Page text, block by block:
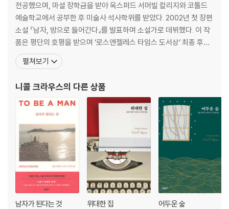
전공했으며, 마셜 장학금을 받아 옥스퍼드 서머빌 칼리지와 코톨드
예술학교에서 공부한 후 미술사 석사학위를 받았다. 2002년 첫 장편
소설 『남자, 방으로 들어간다』를 발표하며 소설가로 데뷔했다. 이 작
품은 평단의 호평을 받으며 ‘로스앤젤레스 타임스 도서상’ 최종 후보
에 올랐다. 2005년에 발표한 『사랑의 역사』는 오렌지상(2006) 최
종 후보로 선정되었고 윌리엄 사로얀 국제 집필상(2008)을 수상했
발표하는 ‘미국 최고의 젊은 소설가’
펼쳐보기
니콜 크라우스의 다른 상품
남자가 된다는 것 위대한 집 어두운 숲